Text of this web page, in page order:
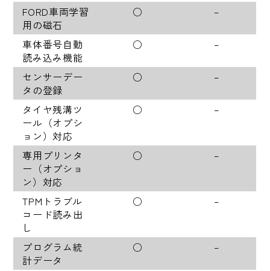
FORD車両学習
用の磁石
○ –
車体番号自動
読み込み機能
○ –
センサーデー
タの登録
○ –
タイヤ残溝ツ
ール（オプシ
ョン）対応
○ –
専用プリンタ
ー（オプショ
ン）対応
○ –
TPMトラブル
コード読み出
し
○ –
プログラム統
計データ
○ –